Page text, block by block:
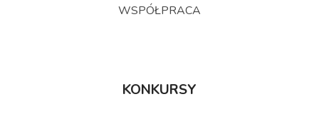
WSPÓŁPRACA
KONKURSY